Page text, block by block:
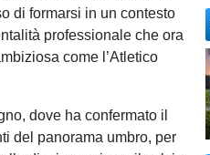
di formarsi in un contesto
professionale che ora
come l’Atletico
dove ha confermato il
del panorama umbro, per